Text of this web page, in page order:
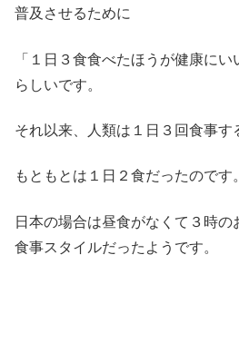
普及させるために
「１日３食食べたほうが健康に
らしいです。
それ以来、人類は１日３回食事す
もともとは１日２食だったのです。
日本の場合は昼食がなくて３時
食事スタイルだったようです。